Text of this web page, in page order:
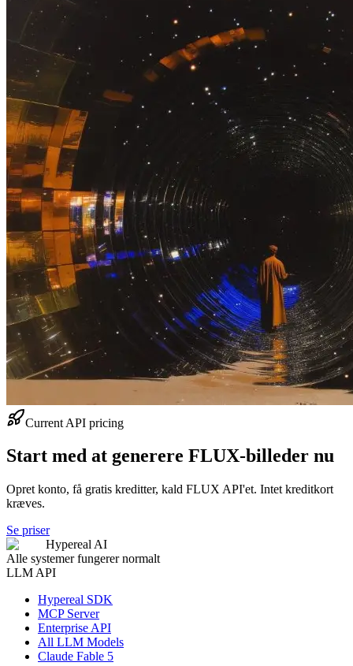
Current API pricing
Start med at generere FLUX-billeder nu
Opret konto, få gratis kreditter, kald FLUX API'et. Intet kreditkort
kræves.
Se priser
Hypereal AI
Alle systemer fungerer normalt
LLM API
Hypereal SDK
MCP Server
Enterprise API
All LLM Models
Claude Fable 5